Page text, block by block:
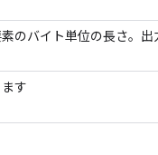
のバイト単位の長さ。
す